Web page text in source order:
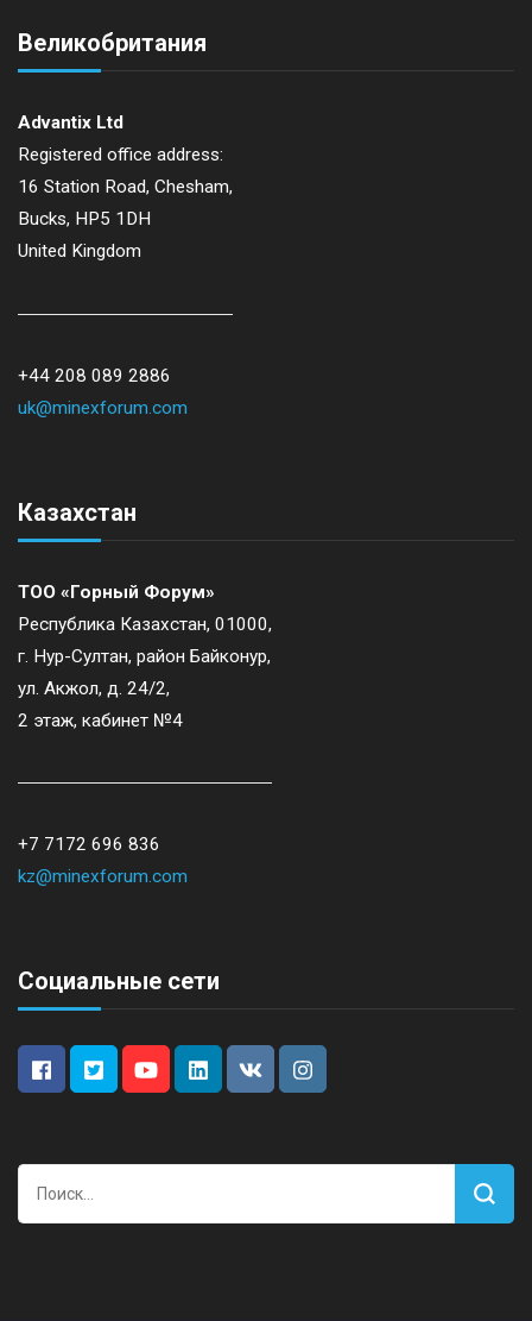
Великобритания
Advantix Ltd
Registered office address:
16 Station Road, Chesham,
Bucks, HP5 1DH
United Kingdom
+44 208 089 2886
uk@minexforum.com
Казахстан
ТОО «Горный Форум»
Республика Казахстан, 01000,
г. Нур-Султан, район Байконур,
ул. Акжол, д. 24/2,
2 этаж, кабинет №4
+7 7172 696 836
kz@minexforum.com
Социальные сети
Найти: